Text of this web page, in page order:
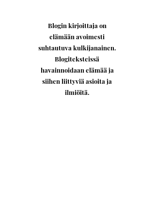
Blogin kirjoittaja on
elämään avoimesti
suhtautuva kulkijanainen.
Blogiteksteissä
havainnoidaan elämää ja
siihen liittyviä asioita ja
ilmiöitä.